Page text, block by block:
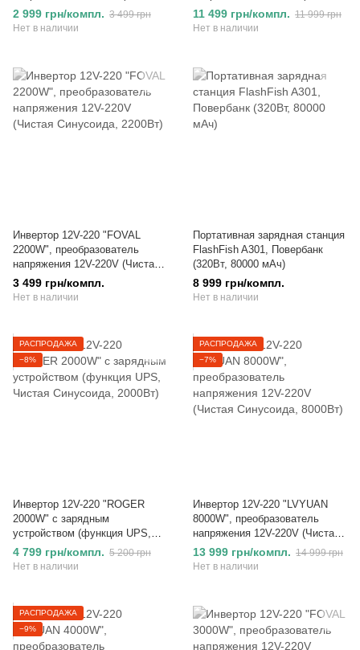
евро-розетки, 2000Вт)
2 999 грн/компл. 3 499 грн
Нет в наличии
Синусоида, 5000Вт)
11 499 грн/компл. 11 999 грн
Нет в наличии
Инвертор 12V-220 "FOVAL
2200W", преобразователь
напряжения 12V-220V (Чистая
Синусоида, 2200Вт)
3 499 грн/компл.
Нет в наличии
Портативная зарядная станция
FlashFish A301, Повербанк
(320Вт, 80000 мАч)
8 999 грн/компл.
Нет в наличии
РАСПРОДАЖА
−8%
Инвертор 12V-220 "ROGER
2000W" с зарядным
устройством (функция UPS,
Чистая Синусоида, 2000Вт)
4 799 грн/компл. 5 200 грн
Нет в наличии
РАСПРОДАЖА
−7%
Инвертор 12V-220 "LVYUAN
8000W", преобразователь
напряжения 12V-220V (Чистая
Синусоида, 8000Вт)
13 999 грн/компл. 14 999 грн
Нет в наличии
РАСПРОДАЖА
−9%